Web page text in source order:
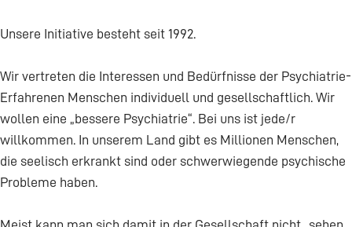
Unsere Initiative besteht seit 1992.
Wir vertreten die Interessen und Bedürfnisse der Psychiatrie-
Erfahrenen Menschen individuell und gesellschaftlich. Wir
wollen eine „bessere Psychiatrie“. Bei uns ist jede/r
willkommen. In unserem Land gibt es Millionen Menschen,
die seelisch erkrankt sind oder schwerwiegende psychische
Probleme haben.